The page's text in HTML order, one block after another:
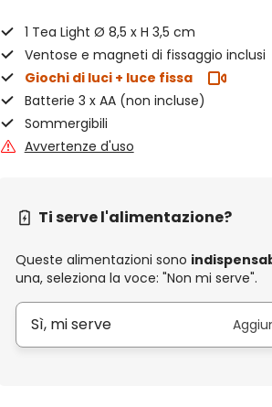
1 Tea Light Ø 8,5 x H 3,5 cm
Ventose e magneti di fissaggio inclusi
Giochi di luci + luce fissa
Batterie 3 x AA (non incluse)
Sommergibili
Avvertenze d'uso
Ti serve l'alimentazione?
Queste alimentazioni sono
una, seleziona la voce: "Non mi serve".
Sì, mi serve